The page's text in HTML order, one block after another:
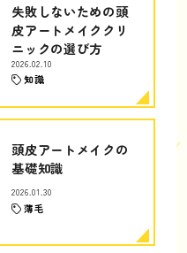
失敗しないための頭
皮アートメイククリ
ニックの選び方
2026.02.10
知識
頭皮アートメイクの
基礎知識
2026.01.30
薄毛